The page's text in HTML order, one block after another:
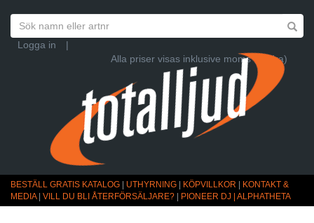
Logga in
|
Alla priser visas inklusive moms (Ändra)
BESTÄLL GRATIS KATALOG UTHYRNING KÖPVILLKOR
KONTAKT &
MEDIA| VILL DU BLI ÅTERFÖRSÄLJARE? PIONEER DJ | ALPHATHETA